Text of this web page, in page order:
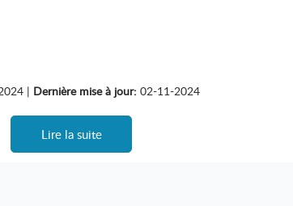
| Dernière mise à jour: 02-11-2024
Lire la suite